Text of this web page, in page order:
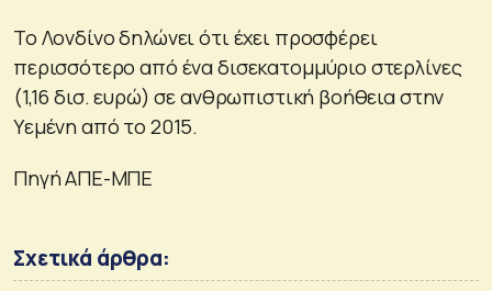
Το Λονδίνο δηλώνει ότι έχει προσφέρει
περισσότερο από ένα δισεκατομμύριο στερλίνες
(1,16 δισ. ευρώ) σε ανθρωπιστική βοήθεια στην
Υεμένη από το 2015.
Πηγή ΑΠΕ-ΜΠΕ
Σχετικά άρθρα: